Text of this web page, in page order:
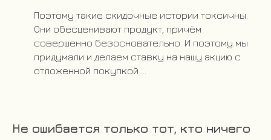
Поэтому такие скидочные истории токсичны.
Они обесценивают продукт, причём
совершенно безосновательно. И поэтому мы
придумали и делаем ставку на нашу акцию с
отложенной покупкой ...
Не ошибается только тот, кто ничего